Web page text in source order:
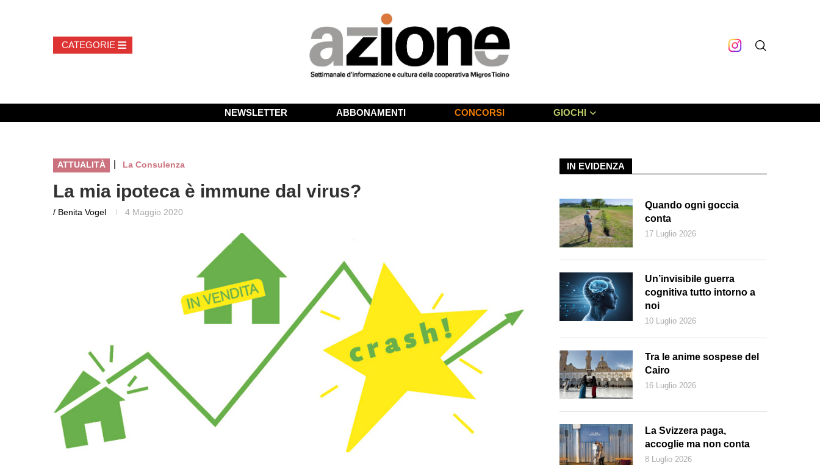
NEWSLETTER ABBONAMENTI CONCORSI GIOCHI
ATTUALITÀ | La Consulenza
La mia ipoteca è immune dal virus?
/ Benita Vogel 4 Maggio 2020
IN EVIDENZA
Quando ogni goccia
conta
17 Luglio 2026
Un’invisibile guerra
cognitiva tutto intorno a
noi
10 Luglio 2026
Tra le anime sospese del
Cairo
16 Luglio 2026
La Svizzera paga,
accoglie ma non conta
8 Luglio 2026